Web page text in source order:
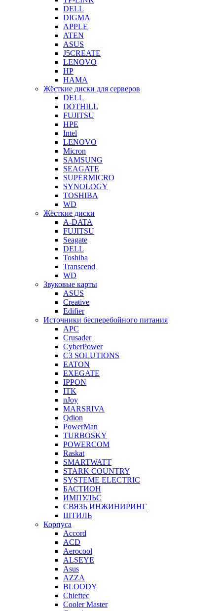
DELL
DIGMA
APPLE
ATEN
ASUS
J5CREATE
LENOVO
HP
HAMA
Жёсткие диски для серверов
DELL
DOTHILL
FUJITSU
HPE
Intel
LENOVO
Micron
SAMSUNG
SEAGATE
SUPERMICRO
SYNOLOGY
TOSHIBA
WD
Жёсткие диски
A-DATA
FUJITSU
Seagate
DELL
Toshiba
Transcend
WD
Звуковые карты
ASUS
Creative
Edifier
Источники бесперебойного питания
APC
Crusader
CyberPower
C3 SOLUTIONS
EATON
EXEGATE
IPPON
ITK
nJoy
MARSRIVA
Qdion
PowerMan
TURBOSKY
POWERCOM
Raskat
SMARTWATT
STARK COUNTRY
SYSTEME ELECTRIC
БАСТИОН
ИМПУЛЬС
СВЯЗЬ ИНЖИНИРИНГ
ШТИЛЬ
Корпуса
Accord
ACD
Aerocool
ALSEYE
Asus
AZZA
BLOODY
Chieftec
Cooler Master